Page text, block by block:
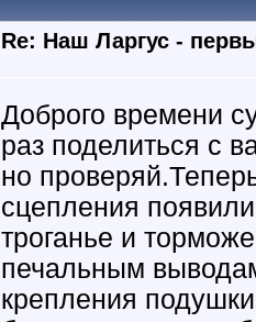
Re: Наш Ларгус -
Доброго времени
раз поделиться с
но
сцепления
троганье и
печальным
крепления